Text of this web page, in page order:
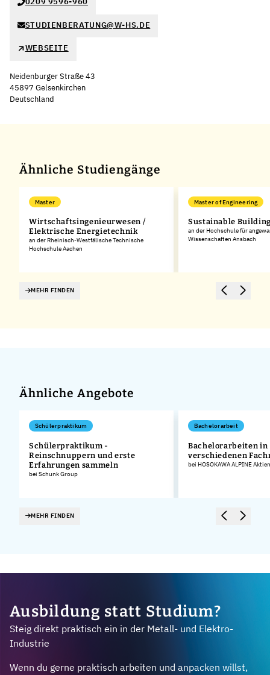
STUDIENBERATUNG@W-HS.DE
WEBSEITE
Neidenburger Straße 43
45897 Gelsenkirchen
Deutschland
Ähnliche Studiengänge
Master
Wirtschaftsingenieurwesen /
Elektrische Energietechnik
an der Rheinisch-Westfälische Technische
Hochschule Aachen
Master of Engineering
Sustainable
an der Hochschule für
Wissenschaften Ansbach
MEHR FINDEN
Ähnliche Angebote
Schülerpraktikum
Schülerpraktikum -
Reinschnuppern und erste
Erfahrungen sammeln
bei Schunk Group
Bachelorarbeit
Bachelorarbeiten in
verschiedenen
bei HOSOKAWA ALPINE
MEHR FINDEN
Ausbildung statt Studium?
Steig direkt praktisch ein in der Metall- und Elektro-
Industrie
Wenn du gerne praktisch arbeiten und anpacken willst,